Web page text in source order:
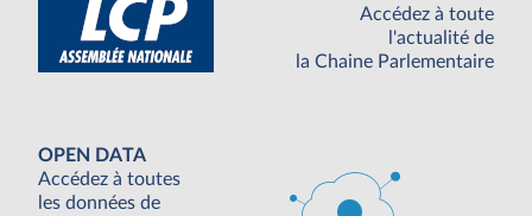
Accédez à toute
l'actualité de
la Chaine Parlementaire
OPEN DATA
Accédez à toutes
les données de